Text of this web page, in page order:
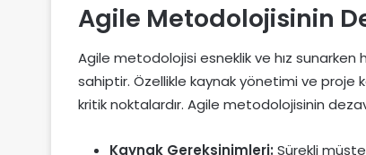
Agile Metodolojisinin
Agile metodolojisi esneklik ve hız
sahiptir. Özellikle kaynak yönetimi ve proje
kritik noktalardır. Agile metodolojisinin
Kaynak Gereksinimleri: Sürekli